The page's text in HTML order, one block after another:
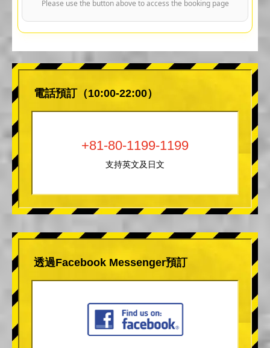
Please use the button above to access the booking page
電話預訂（10:00-22:00）
+81-80-1199-1199
支持英文及日文
透過Facebook Messenger預訂